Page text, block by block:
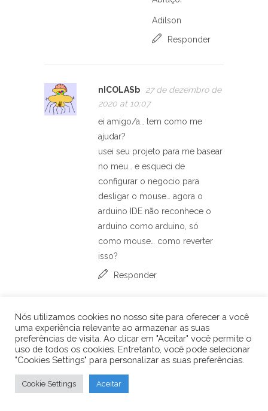
Adilson
Responder
nICOLASb
27 de dezembro de
2020 at 10:07
ei amigo/a… tem como me
ajudar?
usei seu projeto para me basear
no meu… e esqueci de
configurar o negocio para
desligar o mouse… agora o
arduino IDE não reconhece o
arduino como arduino, só
como mouse… como reverter
isso?
Responder
dezembro de
2020 at 10:09
caso seja util:
estou usando um
Nós utilizamos cookies no nosso site para oferecer a você
uma experiência relevante ao armazenar as suas
preferências de visita. Ao clicar em "Aceitar" você permite o
uso de todos os cookies. Entretanto, você pode selecionar
"Cookies Settings" para personalizar as suas preferências.
Cookie Settings Aceitar